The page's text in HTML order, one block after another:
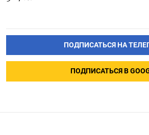
ПОДПИСАТЬСЯ НА
ПОДПИСАТЬСЯ В